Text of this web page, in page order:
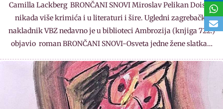
Camilla Lackberg BRONČANI SNOVI Miroslav Pelikan Doista,
nikada više krimića i u literaturi i šire. Ugledni zagrebački
nakladnik VBZ nedavno je u biblioteci Ambrozija (knjiga 722.)
objavio roman BRONČANI SNOVI-Osveta jedne žene slatka…